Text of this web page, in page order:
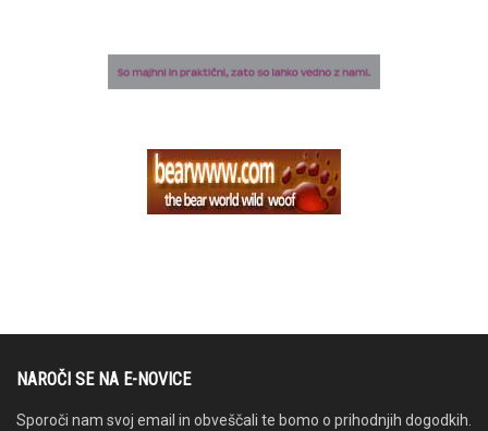
NAROČI SE NA E-NOVICE
Sporoči nam svoj email in obveščali te bomo o prihodnjih dogodkih.